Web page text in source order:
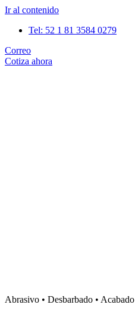
Ir al contenido
Tel: 52 1 81 3584 0279
Correo
Cotiza ahora
Abrasivo • Desbarbado • Acabado